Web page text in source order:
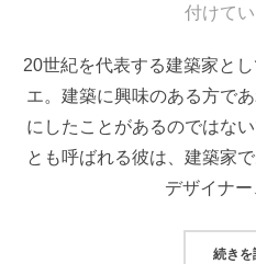
稿
付けて
20世紀を代表する建築家と
エ。建築に興味のある方で
にしたことがあるのではな
とも呼ばれる彼は、建築家
デザイナ
続きを